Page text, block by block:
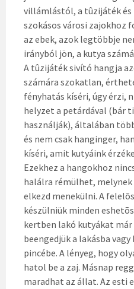
villámlástól, a tûzijáték és
szokásos városi zajokhoz
az ebek, azok legtöbbje
irányból jön, a kutya
A tûzijáték sivító hangja
számára szokatlan,
fényhatás kíséri, úgy érzi,
helyzet a petárdával (bár
használják), általában
és nem csak hanginger,
kíséri, amit kutyáink
Ezekhez a hangokhoz
halálra rémülhet, melynek
elkezd menekülni. A
készülniük minden
kertben lakó kutyákat
beengedjük a lakásba
pincébe. A lényeg, hogy
hatol be a zaj. Másnap
maradhat az állat. Az esti